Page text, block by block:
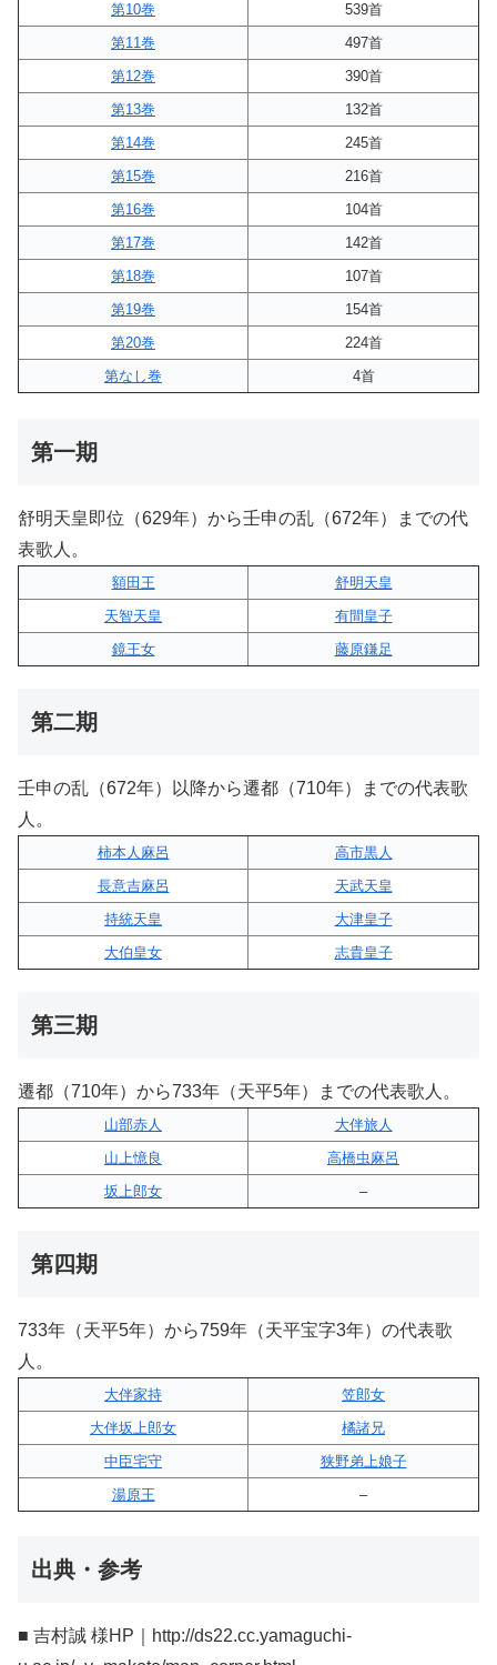
第10巻
539首
第11巻
497首
第12巻
390首
第13巻
132首
第14巻
245首
第15巻
216首
第16巻
104首
第17巻
142首
第18巻
107首
第19巻
154首
第20巻
224首
第なし巻
4首
第一期
舒明天皇即位（629年）から壬申の乱（672年）までの代
表歌人。
額田王
舒明天皇
天智天皇
有間皇子
鏡王女
藤原鎌足
第二期
壬申の乱（672年）以降から遷都（710年）までの代表歌
人。
柿本人麻呂
高市黒人
長意吉麻呂
天武天皇
持統天皇
大津皇子
大伯皇女
志貴皇子
第三期
遷都（710年）から733年（天平5年）までの代表歌人。
山部赤人
大伴旅人
山上憶良
高橋虫麻呂
坂上郎女
–
第四期
733年（天平5年）から759年（天平宝字3年）の代表歌
人。
大伴家持
笠郎女
大伴坂上郎女
橘諸兄
中臣宅守
狭野弟上娘子
湯原王
–
出典・参考
■ 吉村誠 様HP｜http://ds22.cc.yamaguchi-